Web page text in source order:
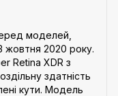
моделей,
жовтня 2020 року.
Retina XDR з
здатність
кути. Модель